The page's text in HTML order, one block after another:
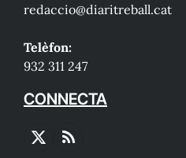
redaccio@diaritreball.cat
Telèfon:
932 311 247
CONNECTA
X
RSS